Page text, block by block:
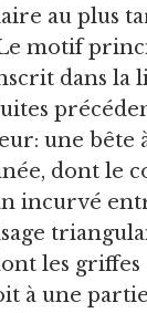
au plus
motif
dans la
une bête
dont le
incurvé
les
à une